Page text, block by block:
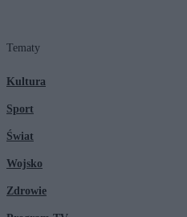
Tematy
Kultura
Sport
Świat
Wojsko
Zdrowie